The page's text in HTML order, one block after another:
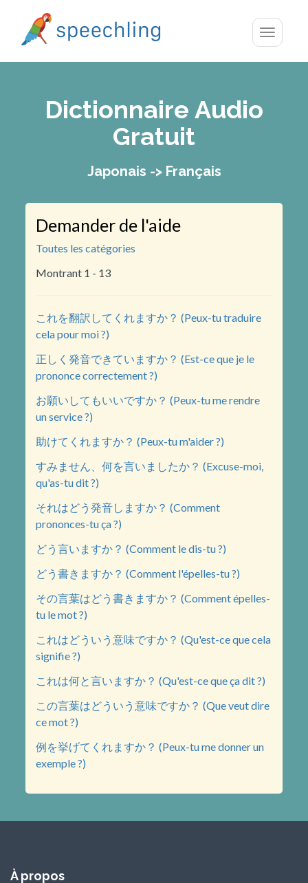
Toggle
Dictionnaire Audio
Gratuit
Japonais -> Français
Demander de l'aide
Toutes les catégories
Montrant 1 - 13
これを翻訳してくれますか？ (Peux-tu traduire
cela pour moi ?)
正しく発音できていますか？ (Est-ce que je le
prononce correctement ?)
お願いしてもいいですか？ (Peux-tu me rendre
un service ?)
助けてくれますか？ (Peux-tu m'aider ?)
すみません、何を言いましたか？ (Excuse-moi,
qu'as-tu dit ?)
それはどう発音しますか？ (Comment
prononces-tu ça ?)
どう言いますか？ (Comment le dis-tu ?)
どう書きますか？ (Comment l'épelles-tu ?)
その言葉はどう書きますか？ (Comment épelles-
tu le mot ?)
これはどういう意味ですか？ (Qu'est-ce que cela
signifie ?)
これは何と言いますか？ (Qu'est-ce que ça dit ?)
この言葉はどういう意味ですか？ (Que veut dire
ce mot ?)
例を挙げてくれますか？ (Peux-tu me donner un
exemple ?)
À propos